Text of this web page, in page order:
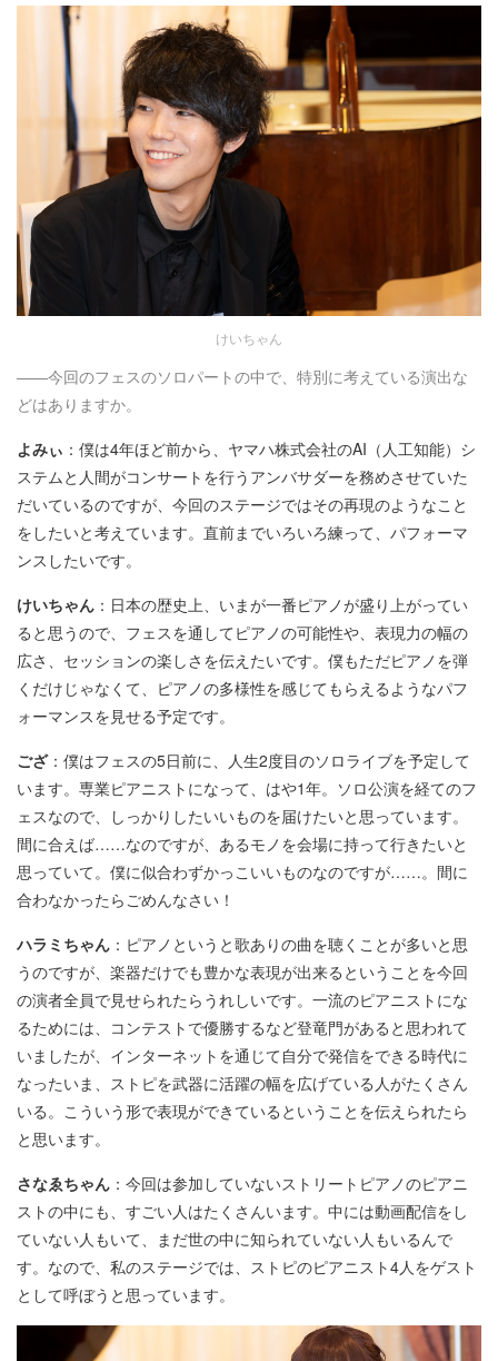
けいちゃん
――今回のフェスのソロパートの中で、特別に考えている演出な
どはありますか。
よみぃ ：僕は4年ほど前から、ヤマハ株式会社のAI（人工知能）シ
ステムと人間がコンサートを行うアンバサダーを務めさせていた
だいているのですが、今回のステージではその再現のようなこと
をしたいと考えています。直前までいろいろ練って、パフォーマ
ンスしたいです。
けいちゃん ：日本の歴史上、いまが一番ピアノが盛り上がってい
ると思うので、フェスを通してピアノの可能性や、表現力の幅の
広さ、セッションの楽しさを伝えたいです。僕もただピアノを弾
くだけじゃなくて、ピアノの多様性を感じてもらえるようなパフ
ォーマンスを見せる予定です。
ござ：僕はフェスの5日前に、人生2度目のソロライブを予定して
います。専業ピアニストになって、はや1年。ソロ公演を経てのフ
ェスなので、しっかりしたいいものを届けたいと思っています。
間に合えば……なのですが、あるモノを会場に持って行きたいと
思っていて。僕に似合わずかっこいいものなのですが……。間に
合わなかったらごめんなさい！
ハラミちゃん ：ピアノというと歌ありの曲を聴くことが多いと思
うのですが、楽器だけでも豊かな表現が出来るということを今回
の演者全員で見せられたらうれしいです。一流のピアニストにな
るためには、コンテストで優勝するなど登竜門があると思われて
いましたが、インターネットを通じて自分で発信をできる時代に
なったいま、ストピを武器に活躍の幅を広げている人がたくさん
いる。こういう形で表現ができているということを伝えられたら
と思います。
さなゑちゃん ：今回は参加していないストリートピアノのピアニ
ストの中にも、すごい人はたくさんいます。中には動画配信をし
ていない人もいて、まだ世の中に知られていない人もいるんで
す。なので、私のステージでは、ストピのピアニスト4人をゲスト
として呼ぼうと思っています。